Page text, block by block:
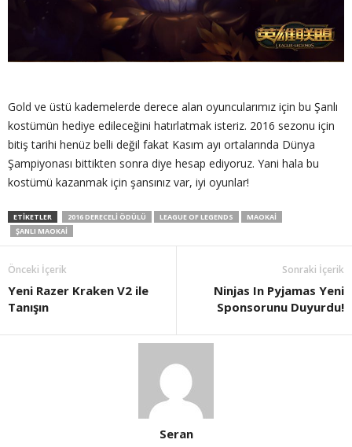
Gold ve üstü kademelerde derece alan oyuncularımız için bu Şanlı
kostümün hediye edileceğini hatırlatmak isteriz. 2016 sezonu için
bitiş tarihi henüz belli değil fakat Kasım ayı ortalarında Dünya
Şampiyonası bittikten sonra diye hesap ediyoruz. Yani hala bu
kostümü kazanmak için şansınız var, iyi oyunlar!
ETIKETLER 2016 DERECELI ÖDÜLÜ LEAGUE OF LEGENDS
MAOKAI
ŞANLI MAOKAI
Önceki İçerik
Yeni Razer Kraken V2 ile
Tanışın
Sonraki İçerik
Ninjas In Pyjamas Yeni
Sponsorunu Duyurdu!
Seran